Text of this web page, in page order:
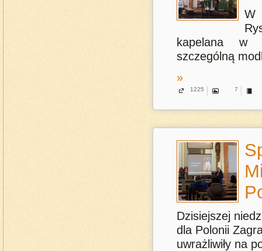
W
kapelana w
szczególną
»
1225 7
Dzisiejszej
dla Polonii
uwrażliwiły na